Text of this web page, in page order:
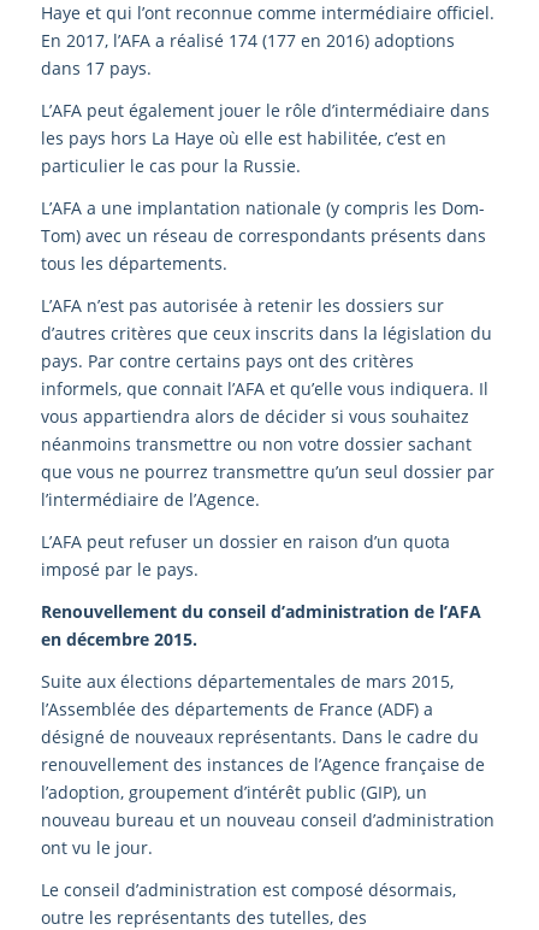
Haye et qui l’ont reconnue comme intermédiaire officiel.
En 2017, l’AFA a réalisé 174 (177 en 2016) adoptions
dans 17 pays.
L’AFA peut également jouer le rôle d’intermédiaire dans
les pays hors La Haye où elle est habilitée, c’est en
particulier le cas pour la Russie.
L’AFA a une implantation nationale (y compris les Dom-
Tom) avec un réseau de correspondants présents dans
tous les départements.
L’AFA n’est pas autorisée à retenir les dossiers sur
d’autres critères que ceux inscrits dans la législation du
pays. Par contre certains pays ont des critères
informels, que connait l’AFA et qu’elle vous indiquera. Il
vous appartiendra alors de décider si vous souhaitez
néanmoins transmettre ou non votre dossier sachant
que vous ne pourrez transmettre qu’un seul dossier par
l’intermédiaire de l’Agence.
L’AFA peut refuser un dossier en raison d’un quota
imposé par le pays.
Renouvellement du conseil d’administration de l’AFA
en décembre 2015.
Suite aux élections départementales de mars 2015,
l’Assemblée des départements de France (ADF) a
désigné de nouveaux représentants. Dans le cadre du
renouvellement des instances de l’Agence française de
l’adoption, groupement d’intérêt public (GIP), un
nouveau bureau et un nouveau conseil d’administration
ont vu le jour.
Le conseil d’administration est composé désormais,
outre les représentants des tutelles, des